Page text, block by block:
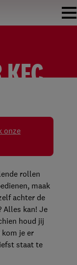
KFC
onze
rollen
maak
achter de
Alles kan! Je
houd jij
je er
staat te